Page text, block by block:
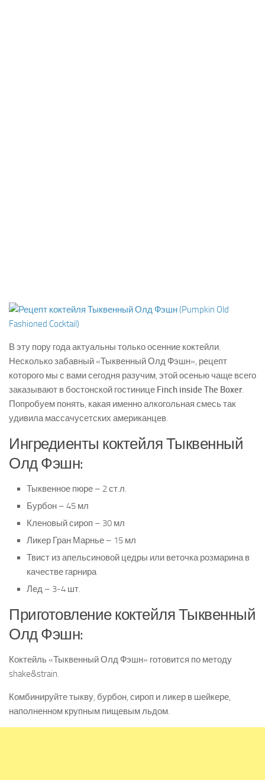
В эту пору года актуальны только осенние коктейли.
Несколько забавный «Тыквенный Олд Фэшн», рецепт
которого мы с вами сегодня разучим, этой осенью чаще всего
заказывают в бостонской гостинице Finch inside The Boxer.
Попробуем понять, какая именно алкогольная смесь так
удивила массачусетских американцев.
Ингредиенты коктейля Тыквенный
Олд Фэшн:
Тыквенное пюре – 2 ст.л.
Бурбон – 45 мл
Кленовый сироп – 30 мл
Ликер Гран Марнье – 15 мл
Твист из апельсиновой цедры или веточка розмарина в
качестве гарнира
Лед – 3-4 шт.
Приготовление коктейля Тыквенный
Олд Фэшн:
Коктейль «Тыквенный Олд Фэшн» готовится по методу
shake&strain.
Комбинируйте тыкву, бурбон, сироп и ликер в шейкере,
наполненном крупным пищевым льдом.